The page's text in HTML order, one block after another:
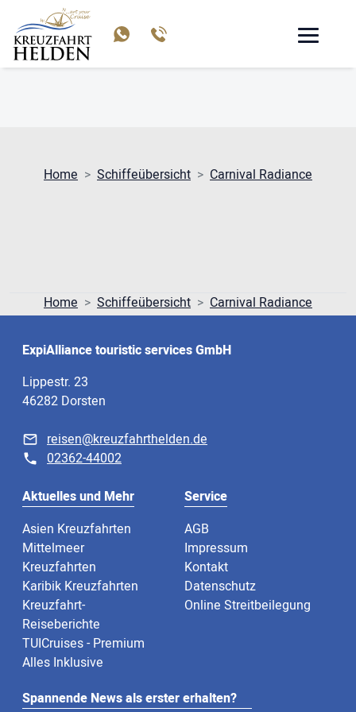
Home Schiffeübersicht Carnival Radiance
Home Schiffeübersicht Carnival Radiance
ExpiAlliance touristic services GmbH
Lippestr. 23
46282 Dorsten
reisen@kreuzfahrthelden.de
02362-44002
Aktuelles und Mehr
Asien Kreuzfahrten
Mittelmeer
Kreuzfahrten
Karibik Kreuzfahrten
Kreuzfahrt-
Reiseberichte
TUICruises - Premium
Alles Inklusive
Service
AGB
Impressum
Kontakt
Datenschutz
Online Streitbeilegung
Spannende News als erster erhalten?